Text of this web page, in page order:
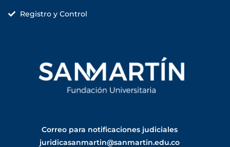
Registro y Control
Correo para notificaciones judiciales
juridicasanmartin@sanmartin.edu.co